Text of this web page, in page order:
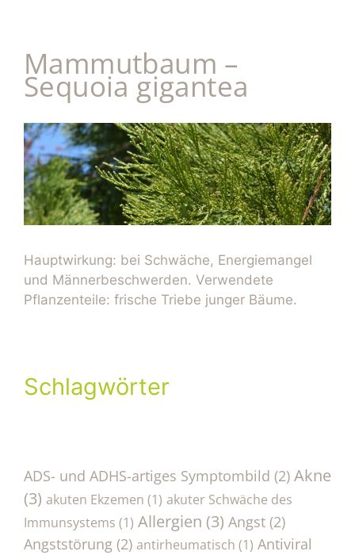
Mammutbaum –
Sequoia gigantea
Hauptwirkung: bei Schwäche, Energiemangel
und Männerbeschwerden. Verwendete
Pflanzenteile: frische Triebe junger Bäume.
Schlagwörter
ADS- und ADHS-artiges Symptombild (2) Akne
(3) akuten Ekzemen (1) akuter Schwäche des
Immunsystems (1) Allergien (3) Angst (2)
Angststörung (2) antirheumatisch (1) Antiviral